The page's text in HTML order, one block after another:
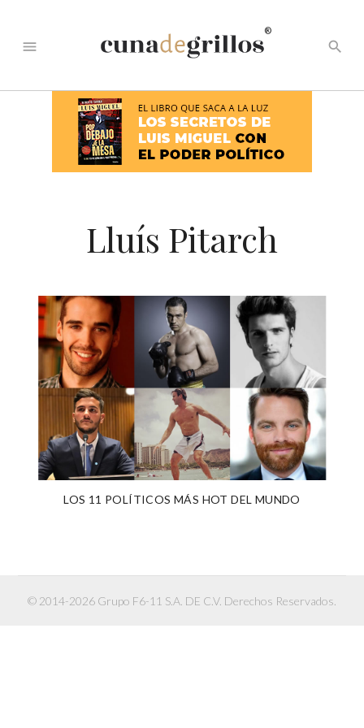
menu
®
search
Lluís Pitarch
LOS 11 POLÍTICOS MÁS HOT DEL MUNDO
© 2014-2026 Grupo F6-11 S.A. DE C.V. Derechos Reservados.